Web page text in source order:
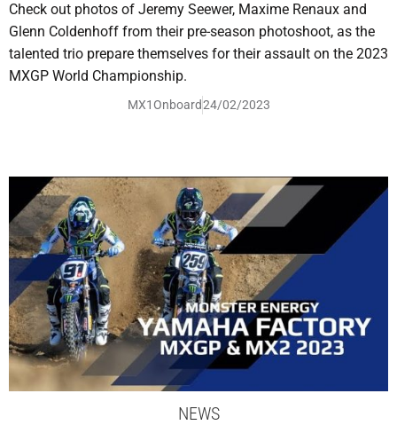
Check out photos of Jeremy Seewer, Maxime Renaux and
Glenn Coldenhoff from their pre-season photoshoot, as the
talented trio prepare themselves for their assault on the 2023
MXGP World Championship.
MX1Onboard24/02/2023
NEWS